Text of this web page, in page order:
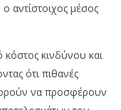
αντίστοιχος μέσος
κινδύνου και
ότι πιθανές
να προσφέρουν